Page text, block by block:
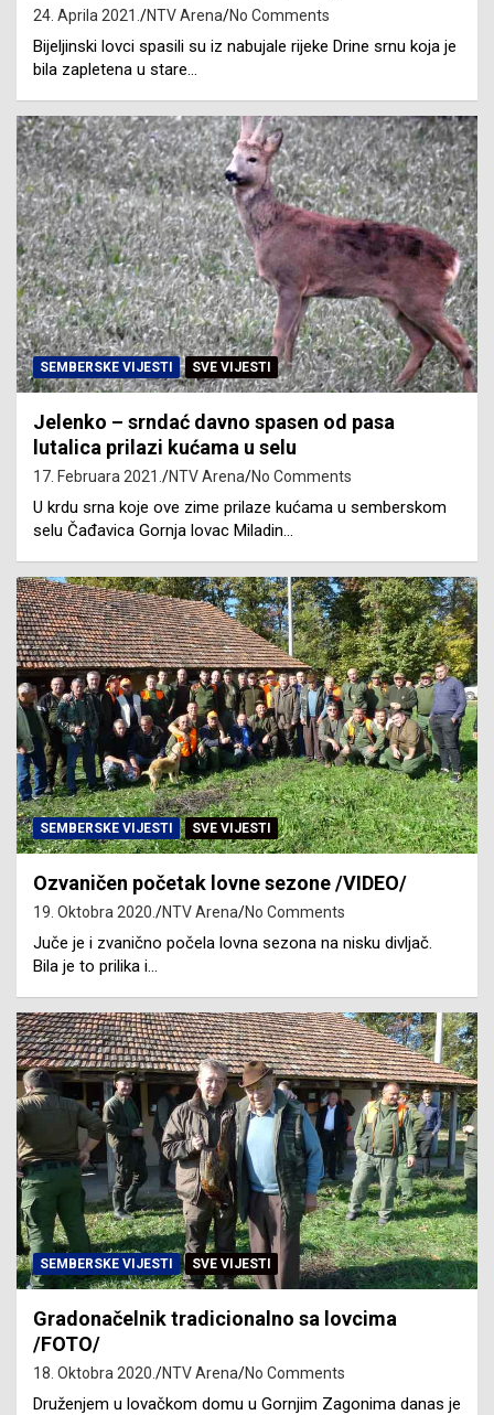
24. Aprila 2021. NTV Arena No Comments
Bijeljinski lovci spasili su iz nabujale rijeke Drine srnu koja je
bila zapletena u stare…
SEMBERSKE VIJESTI SVE VIJESTI
Jelenko – srndać davno spasen od pasa
lutalica prilazi kućama u selu
17. Februara 2021. NTV Arena No Comments
U krdu srna koje ove zime prilaze kućama u semberskom
selu Čađavica Gornja lovac Miladin…
SEMBERSKE VIJESTI SVE VIJESTI
Ozvaničen početak lovne sezone /VIDEO/
19. Oktobra 2020. NTV Arena No Comments
Juče je i zvanično počela lovna sezona na nisku divljač.
Bila je to prilika i…
SEMBERSKE VIJESTI SVE VIJESTI
Gradonačelnik tradicionalno sa lovcima
/FOTO/
18. Oktobra 2020. NTV Arena No Comments
Druženjem u lovačkom domu u Gornjim Zagonima danas je